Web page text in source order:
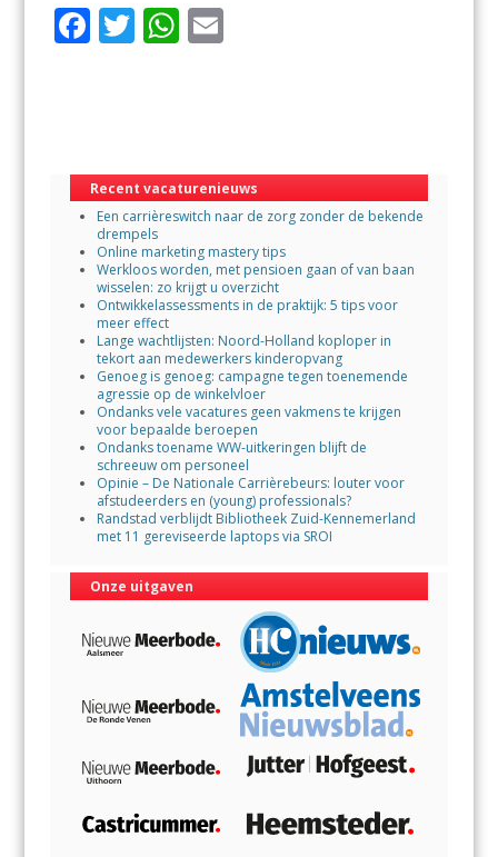
F
o
o
k
T W
A
p
p
E
Recent vacaturenieuws
Een carrièreswitch naar de zorg zonder de bekende
drempels
Online marketing mastery tips
Werkloos worden, met pensioen gaan of van baan
wisselen: zo krijgt u overzicht
Ontwikkelassessments in de praktijk: 5 tips voor
meer effect
Lange wachtlijsten: Noord-Holland koploper in
tekort aan medewerkers kinderopvang
Genoeg is genoeg: campagne tegen toenemende
agressie op de winkelvloer
Ondanks vele vacatures geen vakmens te krijgen
voor bepaalde beroepen
Ondanks toename WW-uitkeringen blijft de
schreeuw om personeel
Opinie – De Nationale Carrièrebeurs: louter voor
afstudeerders en (young) professionals?
Randstad verblijdt Bibliotheek Zuid-Kennemerland
met 11 gereviseerde laptops via SROI
Onze uitgaven